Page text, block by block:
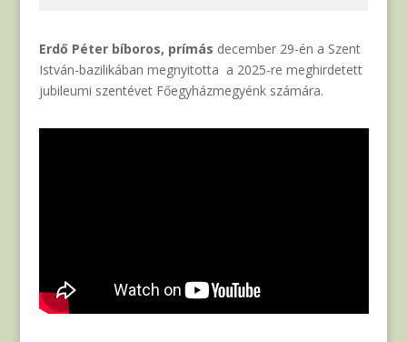
Erdő Péter bíboros, prímás december 29-én a Szent
István-bazilikában megnyitotta a 2025-re meghirdetett
jubileumi szentévet Főegyházmegyénk számára.